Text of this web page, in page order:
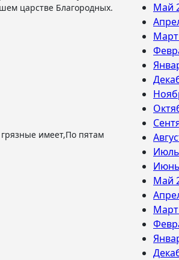
царстве Благородных.
Май
Май